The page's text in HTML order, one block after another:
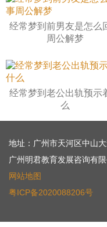
经常梦到前男友是怎么
周公解梦
经常梦到老公出轨预示
么
地址：广州市天河区中山
广州明君教育发展咨询有限
网站地图
粤ICP备2020088206号